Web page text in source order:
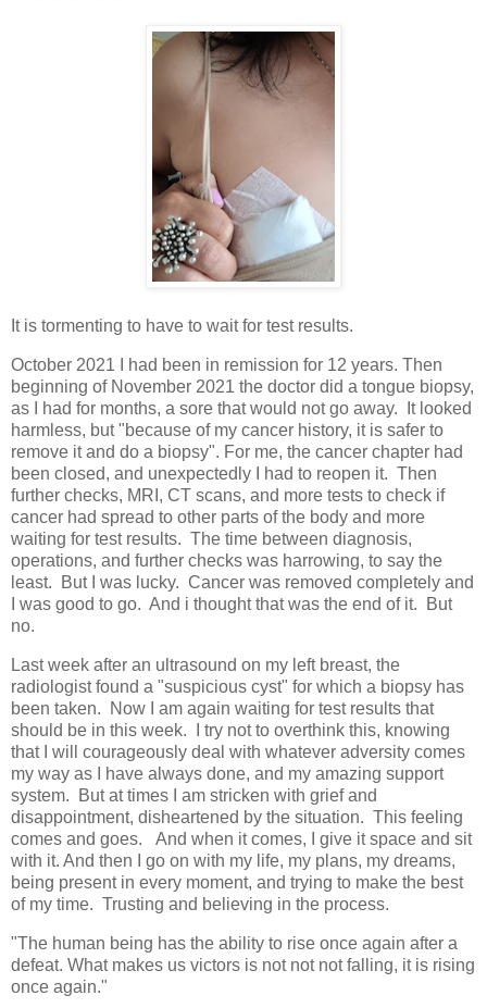
It is tormenting to have to wait for test results.
October 2021 I had been in remission for 12 years. Then
beginning of November 2021 the doctor did a tongue biopsy,
as I had for months, a sore that would not go away. It looked
harmless, but "because of my cancer history, it is safer to
remove it and do a biopsy". For me, the cancer chapter had
been closed, and unexpectedly I had to reopen it. Then
further checks, MRI, CT scans, and more tests to check if
cancer had spread to other parts of the body and more
waiting for test results. The time between diagnosis,
operations, and further checks was harrowing, to say the
least. But I was lucky. Cancer was removed completely and
I was good to go. And i thought that was the end of it. But
no.
Last week after an ultrasound on my left breast, the
radiologist found a "suspicious cyst" for which a biopsy has
been taken. Now I am again waiting for test results that
should be in this week. I try not to overthink this, knowing
that I will courageously deal with whatever adversity comes
my way as I have always done, and my amazing support
system. But at times I am stricken with grief and
disappointment, disheartened by the situation. This feeling
comes and goes. And when it comes, I give it space and sit
with it. And then I go on with my life, my plans, my dreams,
being present in every moment, and trying to make the best
of my time. Trusting and believing in the process.
"The human being has the ability to rise once again after a
defeat. What makes us victors is not not not falling, it is rising
once again."